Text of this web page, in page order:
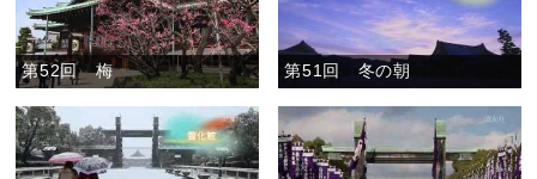
第52回 梅 第51回 冬の朝